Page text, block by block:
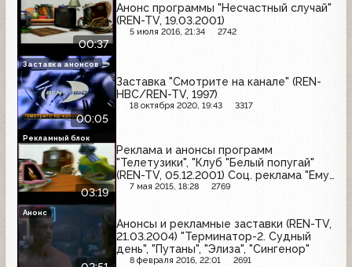
00:37
Анонс программы "Несчастный случай"
(REN-TV, 19.03.2001)
5 июля 2016, 21:34 2742
00:05
Заставка "Смотрите на канале" (REN-
HBC/REN-TV, 1997)
18 октября 2020, 19:43 3317
Заставка анонсов
03:19
Реклама и анонсы программ
"Телетузики", "Клуб "Белый попугай"
(REN-TV, 05.12.2001) Соц. реклама "Ему
всего 18...", Unicef
7 мая 2015, 18:28 2769
Рекламный блок
Анонсы и рекламные заставки (REN-TV,
21.03.2004) "Терминатор-2. Судный
день", "Путаны", "Элиза", "Сингенор"
8 февраля 2016, 22:01 2691
Анонс